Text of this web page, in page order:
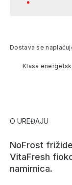
Dostava se
Klasa
O UREĐAJU
NoFrost
VitaFresh
namirnica.